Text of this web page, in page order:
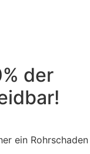
der
ein Rohrschaden